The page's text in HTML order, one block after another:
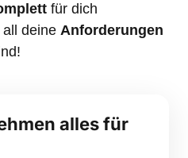
deine Anforderungen
alles für